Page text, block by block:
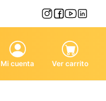
Mi cuenta Ver carrito